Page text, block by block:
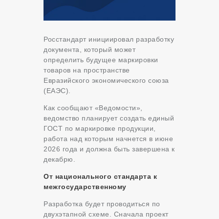
Росстандарт инициировал разработку
документа, который может
определить будущее маркировки
товаров на пространстве
Евразийского экономического союза
(ЕАЭС).
Как сообщают «Ведомости»,
ведомство планирует создать единый
ГОСТ по маркировке продукции,
работа над которым начнется в июне
2026 года и должна быть завершена к
декабрю.
От национального стандарта к
межгосударственному
Разработка будет проводиться по
двухэтапной схеме. Сначала проект